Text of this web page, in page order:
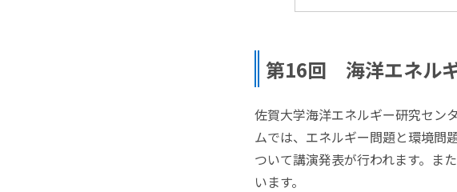
第16回 海洋エネル
佐賀大学海洋エネルギー研究セン
ムでは、エネルギー問題と環境問
ついて講演発表が行われます。ま
います。